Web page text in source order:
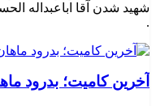
شهید شدن آقا اباعبداله
.
​آخرین کامیت؛ بدرود